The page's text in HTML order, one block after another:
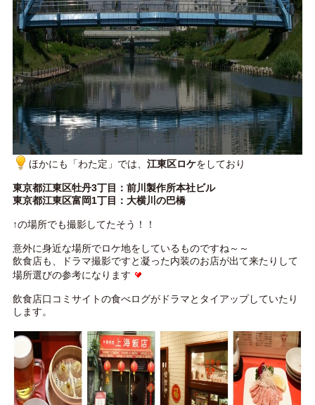
ほかにも「わた定」では、 江東区ロケをしており
東京都江東区牡丹3丁目：前川製作所本社ビル
東京都江東区富岡1丁目：大横川の巴橋
↑の場所でも撮影してたそう！！
意外に身近な場所でロケ地をしているものですね～～
飲食店も、ドラマ撮影ですと凝った内装のお店が出て来たりして
場所選びの参考になります
飲食店口コミサイトの食べログがドラマとタイアップしていたり
します。